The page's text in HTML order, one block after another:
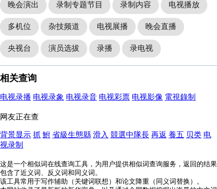
晚会演出 录制专题节目 录制内容 电视播放
多机位 杂技频道 电视展播 晚会直播
央视台 演员选拔 录播 录电视
相关查询
电视录播 电视录象 电视录音 电视彩票 电视影像 電視錄制
网友正在查
背景显示 抓 鮒 省級生態縣 滑入 競選中隊長 再返 養五 贝类 电
视录制
这是一个相似词在线查询工具，为用户提供相似词查询服务，返回的结果
包含了近义词、反义词和同义词。
该工具常用于写作辅助（关键词联想）和论文降重（同义词替换）。